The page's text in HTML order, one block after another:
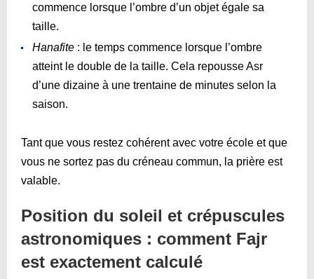
commence lorsque l’ombre d’un objet égale sa
taille.
Hanafite : le temps commence lorsque l’ombre
atteint le double de la taille. Cela repousse Asr
d’une dizaine à une trentaine de minutes selon la
saison.
Tant que vous restez cohérent avec votre école et que
vous ne sortez pas du créneau commun, la prière est
valable.
Position du soleil et crépuscules
astronomiques : comment Fajr
est exactement calculé